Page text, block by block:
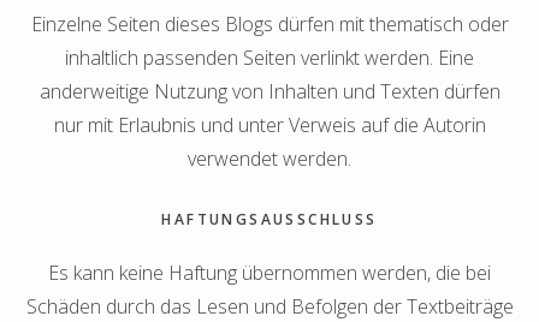
Einzelne Seiten dieses Blogs dürfen mit thematisch oder
inhaltlich passenden Seiten verlinkt werden. Eine
anderweitige Nutzung von Inhalten und Texten dürfen
nur mit Erlaubnis und unter Verweis auf die Autorin
verwendet werden.
HAFTUNGSAUSSCHLUSS
Es kann keine Haftung übernommen werden, die bei
Schäden durch das Lesen und Befolgen der Textbeiträge